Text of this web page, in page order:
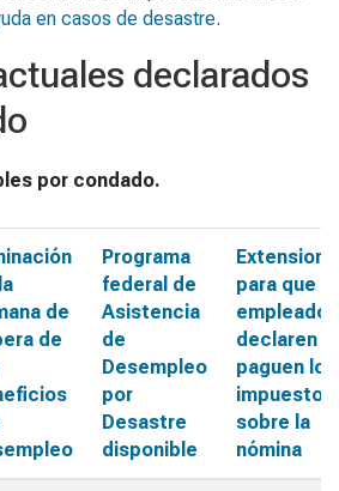
en casos de desastre.
declarados
por condado.
de
de
Programa
federal de
Asistencia
de
Desempleo
por
Desastre
disponible
para que
declaren y
paguen los
impuestos
sobre la
nómina